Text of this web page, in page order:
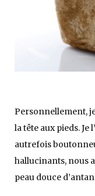
Personnellement,
la tête aux pieds. Je
autrefois
hallucinants, nous
peau douce